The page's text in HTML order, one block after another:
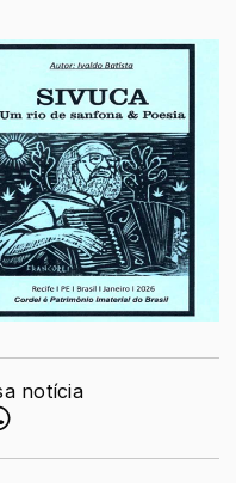
notícia